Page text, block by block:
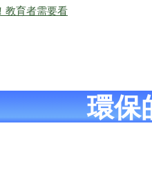
教育者需要看
環保